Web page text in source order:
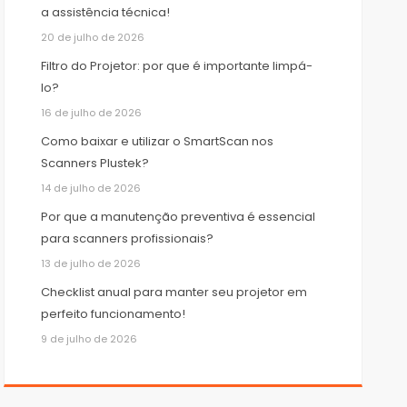
a assistência técnica!
20 de julho de 2026
Filtro do Projetor: por que é importante limpá-
lo?
16 de julho de 2026
Como baixar e utilizar o SmartScan nos
Scanners Plustek?
14 de julho de 2026
Por que a manutenção preventiva é essencial
para scanners profissionais?
13 de julho de 2026
Checklist anual para manter seu projetor em
perfeito funcionamento!
9 de julho de 2026